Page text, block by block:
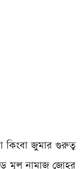
কিংবা জুমার গুরুত্ব
মূল নামাজ জোহর